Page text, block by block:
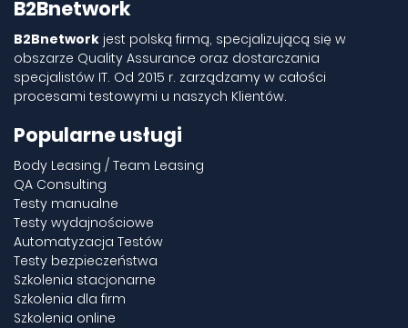
B2Bnetwork
B2Bnetwork jest polską firmą, specjalizującą się w
obszarze Quality Assurance oraz dostarczania
specjalistów IT. Od 2015 r. zarządzamy w całości
procesami testowymi u naszych Klientów.
Popularne usługi
Body Leasing / Team Leasing
QA Consulting
Testy manualne
Testy wydajnościowe
Automatyzacja Testów
Testy bezpieczeństwa
Szkolenia stacjonarne
Szkolenia dla firm
Szkolenia online